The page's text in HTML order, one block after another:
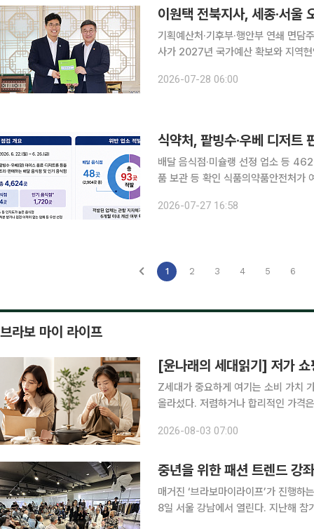
이원택 전북지사, 세종·서
기획예산처·기후부·행안부 연쇄 면담주요 신규사
사가 2027년 국가예산 확보와 지역현
라는 판단에서다. 28일 전
2026-07-28 06:00
식약처, 팥빙수·우베 디저트
배달 음식점·미슐랭 선정 업소 등
품 보관 등 확인 식품의약품안전처가 여름철 수요가 늘어나는 팥빙수와 우베(얌) 디저트 등을 판매
다. 식약처는 지난달 22일부터 26
2026-07-27 16:58
1 2 3 4 5 6
브라보 마이 라이프
[윤나래의 세대읽기] 저가
Z세대가 중요하게 여기는 소비 가치
올라섰다. 저렴하거나 합리적인 가격
했다. 물자가 부족했던 세대와 물건이
2026-08-03 07:00
중년을 위한 패션 트렌드 강
매거진 ‘브라보마이라이프’가 진행
8일 서울 강남에서 열린다. 지난해 참